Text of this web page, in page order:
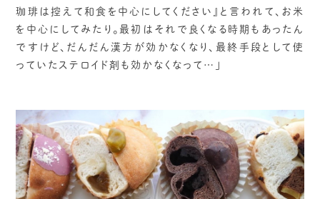
珈琲は控えて和食を中心にしてください』と言われて、お米
を中心にしてみたり。最初はそれで良くなる時期もあったん
ですけど、だんだん漢方が効かなくなり、最終手段として使
っていたステロイド剤も効かなくなって…」